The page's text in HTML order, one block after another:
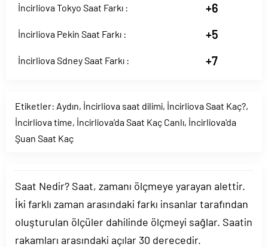
İncirliova Tokyo Saat Farkı : +6
İncirliova Pekin Saat Farkı : +5
İncirliova Sdney Saat Farkı : +7
Etiketler: Aydın, İncirliova saat dilimi, İncirliova Saat Kaç?,
İncirliova time, İncirliova'da Saat Kaç Canlı, İncirliova'da
Şuan Saat Kaç
Saat Nedir? Saat, zamanı ölçmeye yarayan alettir.
İki farklı zaman arasındaki farkı insanlar tarafından
oluşturulan ölçüler dahilinde ölçmeyi sağlar. Saatin
rakamları arasındaki açılar 30 derecedir.